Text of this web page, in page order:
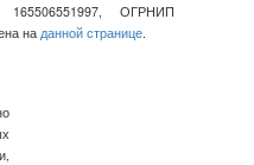
165506551997, ОГРНИП
на данной странице.